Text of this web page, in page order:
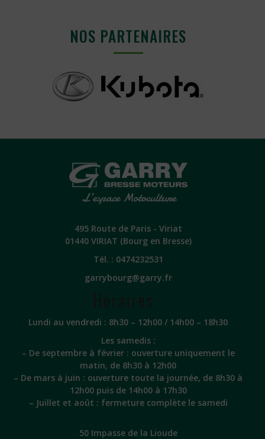
NOS PARTENAIRES
495 Route de Paris - Viriat
01440 VIRIAT (Bourg en Bresse)
Tél. : 0474232531
garrybourg@garry.fr
Lundi au vendredi : 8h30 – 12h00 / 14h00 – 18h30
Les samedis :
– De septembre à février : ouverture uniquement le
matin, de 8h30 à 12h00
– De mars à juin : ouverture toute la journée, de 8h30 à
12h00 puis de 14h00 à 17h30
– Juillet et août : fermeture complète le samedi
50 Impasse de la Lioude